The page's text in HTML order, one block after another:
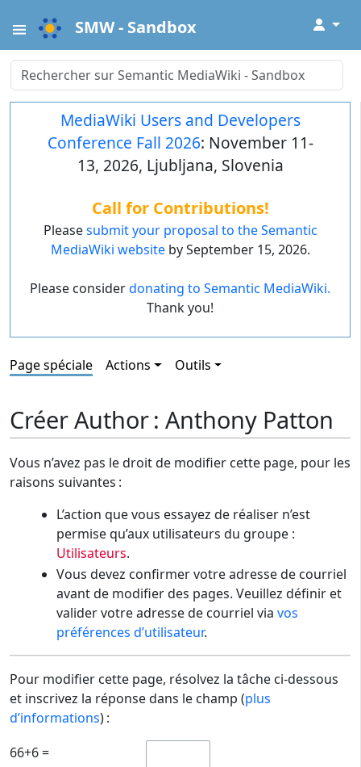
SMW - Sandbox ↓
MediaWiki Users and Developers
Conference Fall 2026: November 11-
13, 2026, Ljubljana, Slovenia
Call for Contributions!
Pleasesubmit your proposal to the Semantic
MediaWiki websiteby September 15, 2026.
Please considerdonating to Semantic MediaWiki.
Thank you!
Page spéciale Actions Outils
Créer Author : Anthony Patton
Vous n’avez pas le droit de modifier cette page, pour les
raisons suivantes :
L’action que vous essayez de réaliser n’est
permise qu’aux utilisateurs du groupe :
Utilisateurs.
Vous devez confirmer votre adresse de courriel
avant de modifier des pages. Veuillez définir et
valider votre adresse de courriel via vos
préférences d’utilisateur.
Pour modifier cette page, résolvez la tâche ci-dessous
et inscrivez la réponse dans le champ (plus
d’informations) :
66+6 =